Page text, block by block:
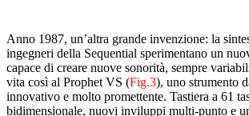
Anno 1987, un’altra grande invenzione: la
ingegneri della Sequential sperimentano un
capace di creare nuove sonorità, sempre
vita così al Prophet VS (Fig.3), uno strumento
innovativo e molto promettente. Tastiera a 61
bidimensionale, nuovi inviluppi multi-punto e